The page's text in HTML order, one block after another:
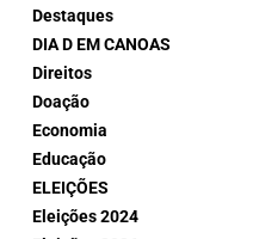
Destaques
DIA D EM CANOAS
Direitos
Doação
Economia
Educação
ELEIÇÕES
Eleições 2024